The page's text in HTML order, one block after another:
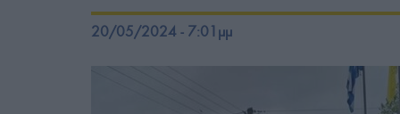
20/05/2024 - 7:01μμ